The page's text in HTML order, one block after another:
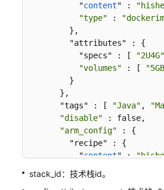
示
          "
content" :
"type" :
        },
        "attributes" : {
          "specs" : [
"2U4G"
"volumes" : [
        }
      },
      "tags" : [
"Java" ,
"disable" : false,
"arm_config" : {
        "recipe" : {
          "
content" :
"type"
        },
stack_id：技术栈id。